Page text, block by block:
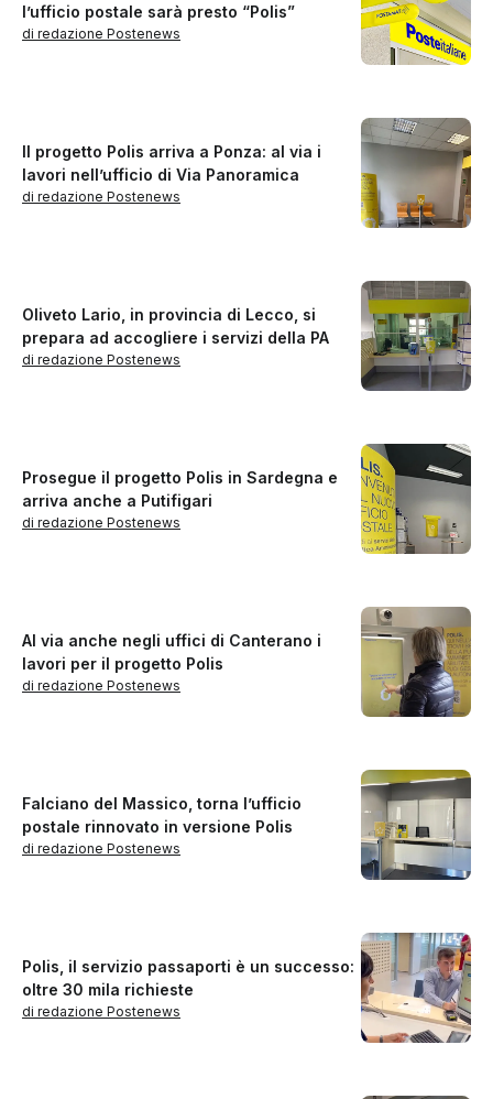
l’ufficio postale sarà presto “Polis”
di redazione Postenews
Il progetto Polis arriva a Ponza: al via i
lavori nell’ufficio di Via Panoramica
di redazione Postenews
Oliveto Lario, in provincia di Lecco, si
prepara ad accogliere i servizi della PA
di redazione Postenews
Prosegue il progetto Polis in Sardegna e
arriva anche a Putifigari
di redazione Postenews
Al via anche negli uffici di Canterano i
lavori per il progetto Polis
di redazione Postenews
Falciano del Massico, torna l’ufficio
postale rinnovato in versione Polis
di redazione Postenews
Polis, il servizio passaporti è un successo:
oltre 30 mila richieste
di redazione Postenews